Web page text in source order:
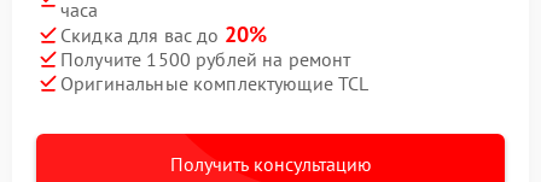
часа
Скидка для вас до 20%
Получите 1500 рублей на ремонт
Оригинальные комплектующие TCL
Получить консультацию